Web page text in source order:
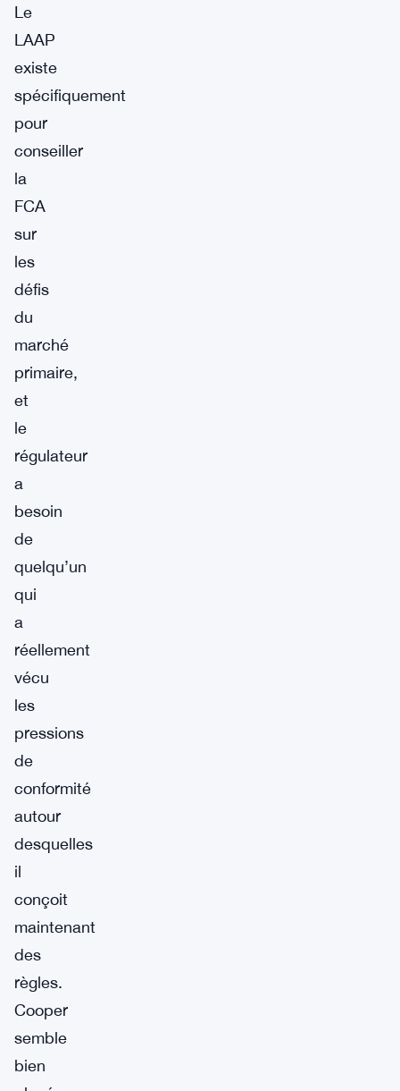
Le
LAAP
existe
spécifiquement
pour
conseiller
la
FCA
sur
les
défis
du
marché
primaire,
et
le
régulateur
a
besoin
de
quelqu’un
qui
a
réellement
vécu
les
pressions
de
conformité
autour
desquelles
il
conçoit
maintenant
des
règles.
Cooper
semble
bien